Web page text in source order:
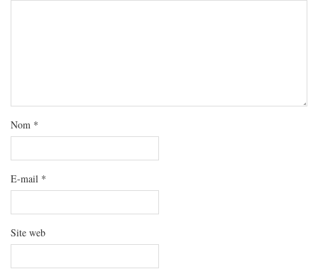
LIFESTYLE
ME CONTACTER
A PROPOS
Nom *
E-mail *
Site web